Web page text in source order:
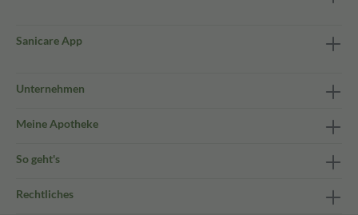
Sanicare App
Unternehmen
Meine Apotheke
So geht's
Rechtliches